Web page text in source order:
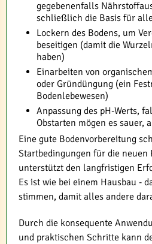
gegebenenfalls
schließlich die Basis für
Lockern des Bodens, um
beseitigen (damit die
haben)
Einarbeiten von
oder Gründüngung (ein
Bodenlebewesen)
Anpassung des pH-Werts,
Obstarten mögen es sauer,
Eine gute Bodenvorbereitung
Startbedingungen für die neuen
unterstützt den langfristigen
Es ist wie bei einem Hausbau -
stimmen, damit alles andere
Durch die konsequente
und praktischen Schritte kann